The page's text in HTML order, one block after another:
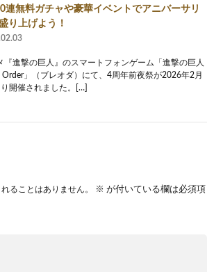
連無料ガチャや豪華イベントでアニバーサリ
り上げよう！
『進撃の巨人』のスマートフォンゲーム「進撃の巨人
Order」（ブレオダ）にて、4周年前夜祭が2026年2月
開催されました。[…]
ることはありません。 ※ が付いている欄は必須項